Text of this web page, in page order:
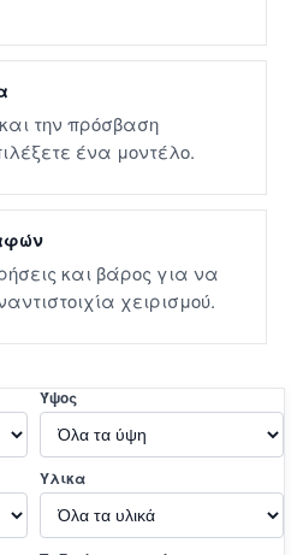
την πρόσβαση
ένα μοντέλο.
και βάρος για να
χειρισμού.
Ύψος
Υλικα